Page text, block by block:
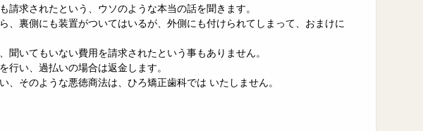
求されたという、ウソのような本当の話を聞きます。
、裏側にも装置がついてはいるが、外側にも付けられてしまって、おまけに
いてもいない費用を請求されたという事もありません。
行い、過払いの場合は返金します。
そのような悪徳商法は、ひろ矯正歯科では いたしません。